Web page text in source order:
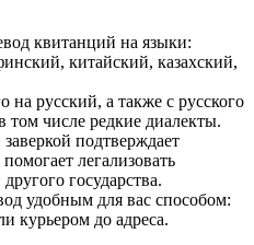
квитанций на языки:
китайский, казахский,
на русский, а также с русского
том числе редкие диалекты.
подтверждает
легализовать
государства.
удобным для вас способом:
курьером до адреса.